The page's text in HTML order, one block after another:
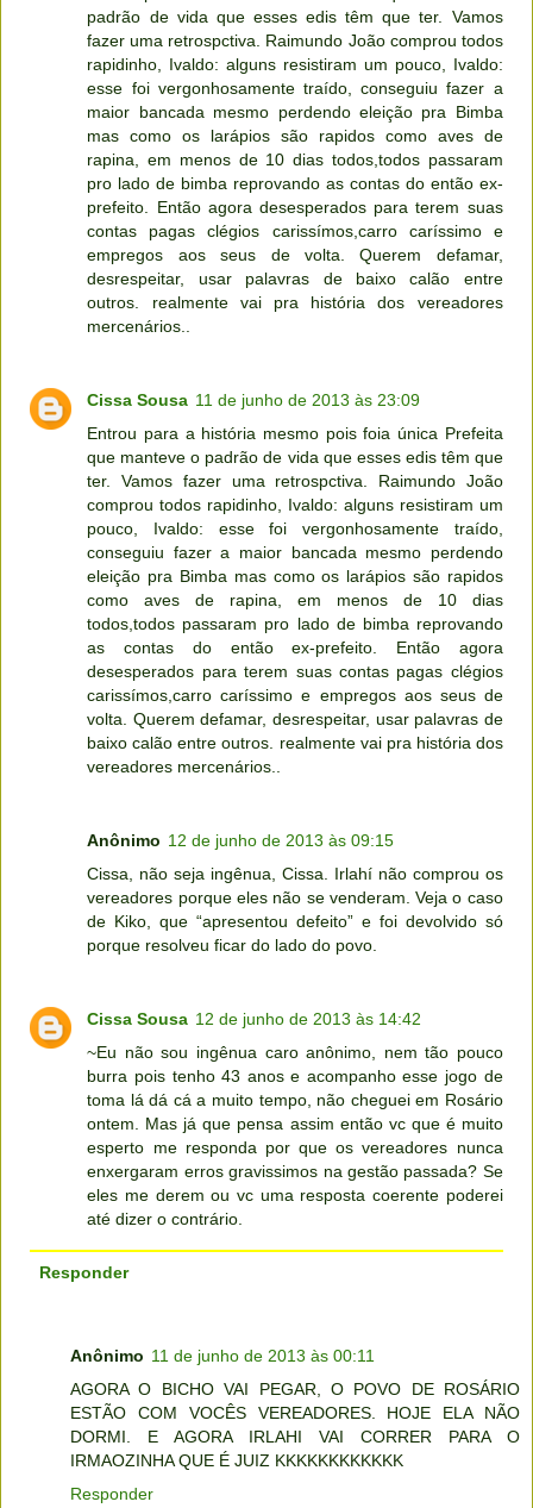
padrão de vida que esses edis têm que ter. Vamos
fazer uma retrospctiva. Raimundo João comprou todos
rapidinho, Ivaldo: alguns resistiram um pouco, Ivaldo:
esse foi vergonhosamente traído, conseguiu fazer a
maior bancada mesmo perdendo eleição pra Bimba
mas como os larápios são rapidos como aves de
rapina, em menos de 10 dias todos,todos passaram
pro lado de bimba reprovando as contas do então ex-
prefeito. Então agora desesperados para terem suas
contas pagas clégios carissímos,carro caríssimo e
empregos aos seus de volta. Querem defamar,
desrespeitar, usar palavras de baixo calão entre
outros. realmente vai pra história dos vereadores
mercenários..
Cissa Sousa 11 de junho de 2013 às 23:09
Entrou para a história mesmo pois foia única Prefeita
que manteve o padrão de vida que esses edis têm que
ter. Vamos fazer uma retrospctiva. Raimundo João
comprou todos rapidinho, Ivaldo: alguns resistiram um
pouco, Ivaldo: esse foi vergonhosamente traído,
conseguiu fazer a maior bancada mesmo perdendo
eleição pra Bimba mas como os larápios são rapidos
como aves de rapina, em menos de 10 dias
todos,todos passaram pro lado de bimba reprovando
as contas do então ex-prefeito. Então agora
desesperados para terem suas contas pagas clégios
carissímos,carro caríssimo e empregos aos seus de
volta. Querem defamar, desrespeitar, usar palavras de
baixo calão entre outros. realmente vai pra história dos
vereadores mercenários..
Anônimo 12 de junho de 2013 às 09:15
Cissa, não seja ingênua, Cissa. Irlahí não comprou os
vereadores porque eles não se venderam. Veja o caso
de Kiko, que “apresentou defeito” e foi devolvido só
porque resolveu ficar do lado do povo.
Cissa Sousa 12 de junho de 2013 às 14:42
~Eu não sou ingênua caro anônimo, nem tão pouco
burra pois tenho 43 anos e acompanho esse jogo de
toma lá dá cá a muito tempo, não cheguei em Rosário
ontem. Mas já que pensa assim então vc que é muito
esperto me responda por que os vereadores nunca
enxergaram erros gravissimos na gestão passada? Se
eles me derem ou vc uma resposta coerente poderei
até dizer o contrário.
Responder
Anônimo 11 de junho de 2013 às 00:11
AGORA O BICHO VAI PEGAR, O POVO DE ROSÁRIO
ESTÃO COM VOCÊS VEREADORES. HOJE ELA NÃO
DORMI. E AGORA IRLAHI VAI CORRER PARA O
IRMAOZINHA QUE É JUIZ KKKKKKKKKKKK
Responder